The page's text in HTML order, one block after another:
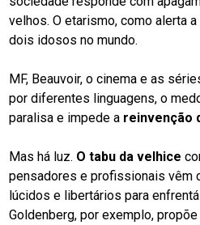
velhos. O etarismo, como alerta
dois idosos no mundo.
MF, Beauvoir, o cinema e as
por diferentes linguagens, o
paralisa e impede a reinvenção
Mas há luz. O tabu da velhice
pensadores e profissionais vêm
lúcidos e libertários para
Goldenberg, por exemplo,